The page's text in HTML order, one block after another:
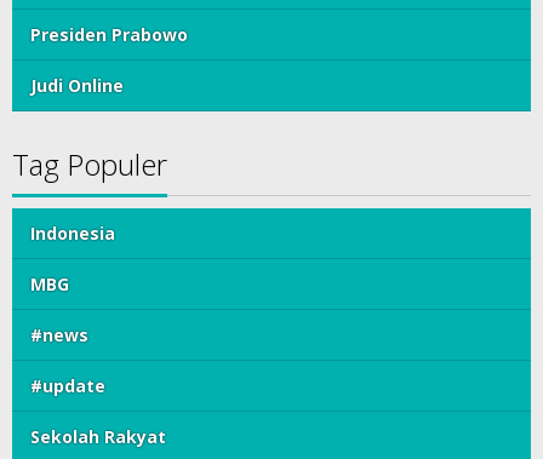
Presiden Prabowo
Judi Online
Tag Populer
Indonesia
MBG
#news
#update
Sekolah Rakyat